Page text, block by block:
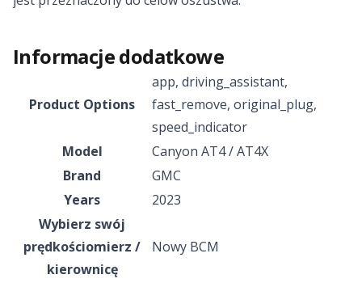
Informacje dodatkowe
Product Options
app, driving_assistant,
fast_remove, original_plug,
speed_indicator
Model
Canyon AT4 / AT4X
Brand
GMC
Years
2023
Wybierz swój
prędkościomierz /
kierownicę
Nowy BCM